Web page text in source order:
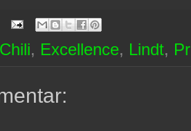
Chili, Excellence, Lindt,